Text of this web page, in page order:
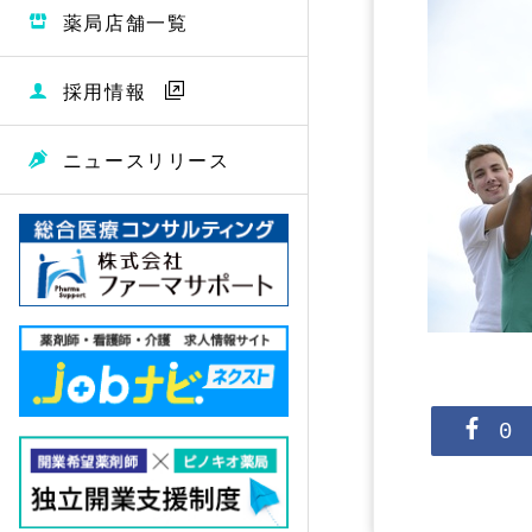
薬局店舗一覧
採用情報
ニュースリリース
0